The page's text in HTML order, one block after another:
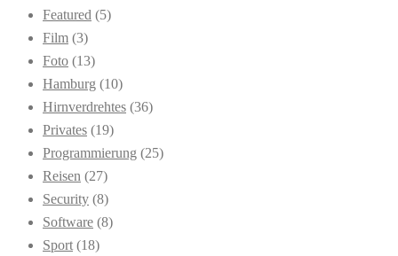
Featured (5)
Film (3)
Foto (13)
Hamburg (10)
Hirnverdrehtes (36)
Privates (19)
Programmierung (25)
Reisen (27)
Security (8)
Software (8)
Sport (18)